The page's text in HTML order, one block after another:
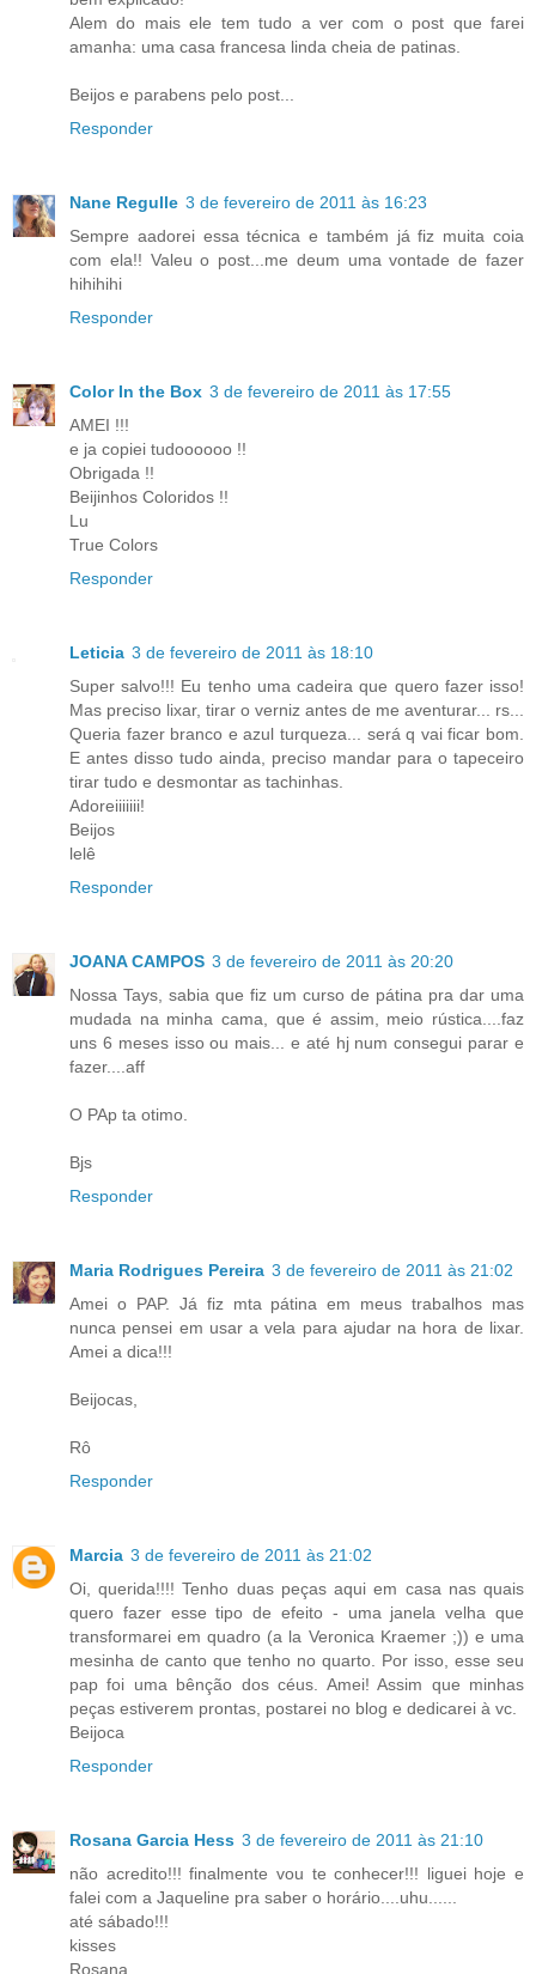
Alem do mais ele tem tudo a ver com o post que farei
amanha: uma casa francesa linda cheia de patinas.
Beijos e parabens pelo post...
Responder
Nane Regulle 3 de fevereiro de 2011 às 16:23
Sempre aadorei essa técnica e também já fiz muita coia
com ela!! Valeu o post...me deum uma vontade de fazer
hihihihi
Responder
Color In the Box 3 de fevereiro de 2011 às 17:55
AMEI !!!
e ja copiei tudoooooo !!
Obrigada !!
Beijinhos Coloridos !!
Lu
True Colors
Responder
Leticia 3 de fevereiro de 2011 às 18:10
Super salvo!!! Eu tenho uma cadeira que quero fazer isso!
Mas preciso lixar, tirar o verniz antes de me aventurar... rs...
Queria fazer branco e azul turqueza... será q vai ficar bom.
E antes disso tudo ainda, preciso mandar para o tapeceiro
tirar tudo e desmontar as tachinhas.
Adoreiiiiiii!
Beijos
lelê
Responder
JOANA CAMPOS 3 de fevereiro de 2011 às 20:20
Nossa Tays, sabia que fiz um curso de pátina pra dar uma
mudada na minha cama, que é assim, meio rústica....faz
uns 6 meses isso ou mais... e até hj num consegui parar e
fazer....aff
O PAp ta otimo.
Bjs
Responder
Maria Rodrigues Pereira 3 de fevereiro de 2011 às 21:02
Amei o PAP. Já fiz mta pátina em meus trabalhos mas
nunca pensei em usar a vela para ajudar na hora de lixar.
Amei a dica!!!
Beijocas,
Rô
Responder
Marcia 3 de fevereiro de 2011 às 21:02
Oi, querida!!!! Tenho duas peças aqui em casa nas quais
quero fazer esse tipo de efeito - uma janela velha que
transformarei em quadro (a la Veronica Kraemer ;)) e uma
mesinha de canto que tenho no quarto. Por isso, esse seu
pap foi uma bênção dos céus. Amei! Assim que minhas
peças estiverem prontas, postarei no blog e dedicarei à vc.
Beijoca
Responder
Rosana Garcia Hess 3 de fevereiro de 2011 às 21:10
não acredito!!! finalmente vou te conhecer!!! liguei hoje e
falei com a Jaqueline pra saber o horário....uhu......
até sábado!!!
kisses
Rosana